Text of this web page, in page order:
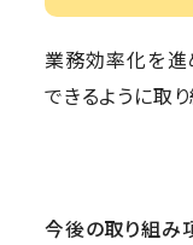
業務効率化を進
できるように取り
今後の取り組み